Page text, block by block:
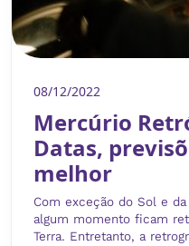
08/12/2022
Mercúrio
Datas,
melhor
Com exceção do Sol e
algum momento ficam
Terra. Entretanto, a